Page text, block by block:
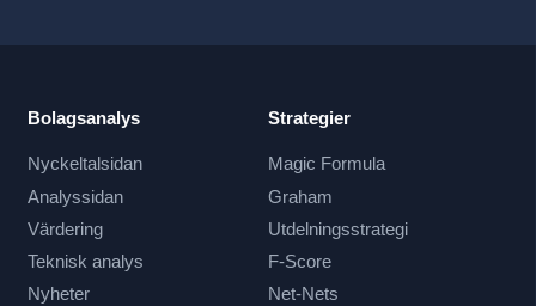
Bolagsanalys
Nyckeltalsidan
Analyssidan
Värdering
Teknisk analys
Nyheter
Strategier
Magic Formula
Graham
Utdelningsstrategi
F-Score
Net-Nets